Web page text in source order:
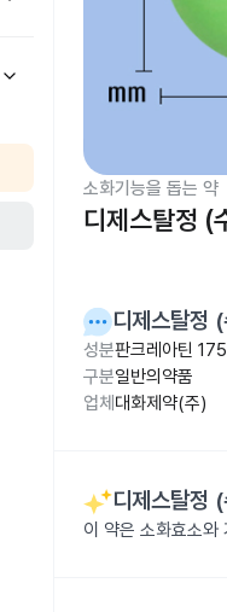
소화기능을 돕는 약
디제스탈정 (
디제스탈정
성분판크레아틴
구분일반의약품
업체 대화제약(주)
디제스탈정
이 약은 소화효소와